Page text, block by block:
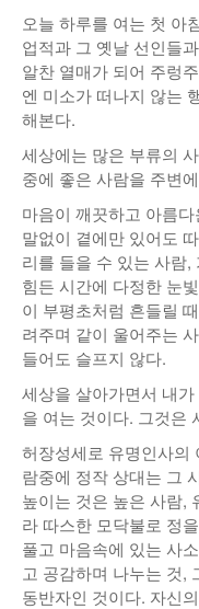
오늘 하루를 여는 첫 아
업적과 그 옛날 선인들
알찬 열매가 되어 주렁
엔 미소가 떠나지 않는
해본다.
세상에는 많은 부류의
중에 좋은 사람을 주변
마음이 깨끗하고 아름
말없이 곁에만 있어도
리를 들을 수 있는 사람
힘든 시간에 다정한 눈
이 부평초처럼 흔들릴
려주며 같이 울어주는
들어도 슬프지 않다.
세상을 살아가면서 내
을 여는 것이다. 그것은
허장성세로 유명인사의
람중에 정작 상대는 그
높이는 것은 높은 사람,
라 따스한 모닥불로 정
풀고 마음속에 있는 사
고 공감하며 나누는 것,
동반자인 것이다. 자신